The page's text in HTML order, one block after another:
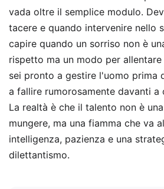
vada oltre il semplice modulo.
tacere e quando intervenire nello
capire quando un sorriso non è
rispetto ma un modo per allentare
sei pronto a gestire l'uomo prima
a fallire rumorosamente davanti a
La realtà è che il talento non è
mungere, ma una fiamma che va
intelligenza, pazienza e una
dilettantismo.